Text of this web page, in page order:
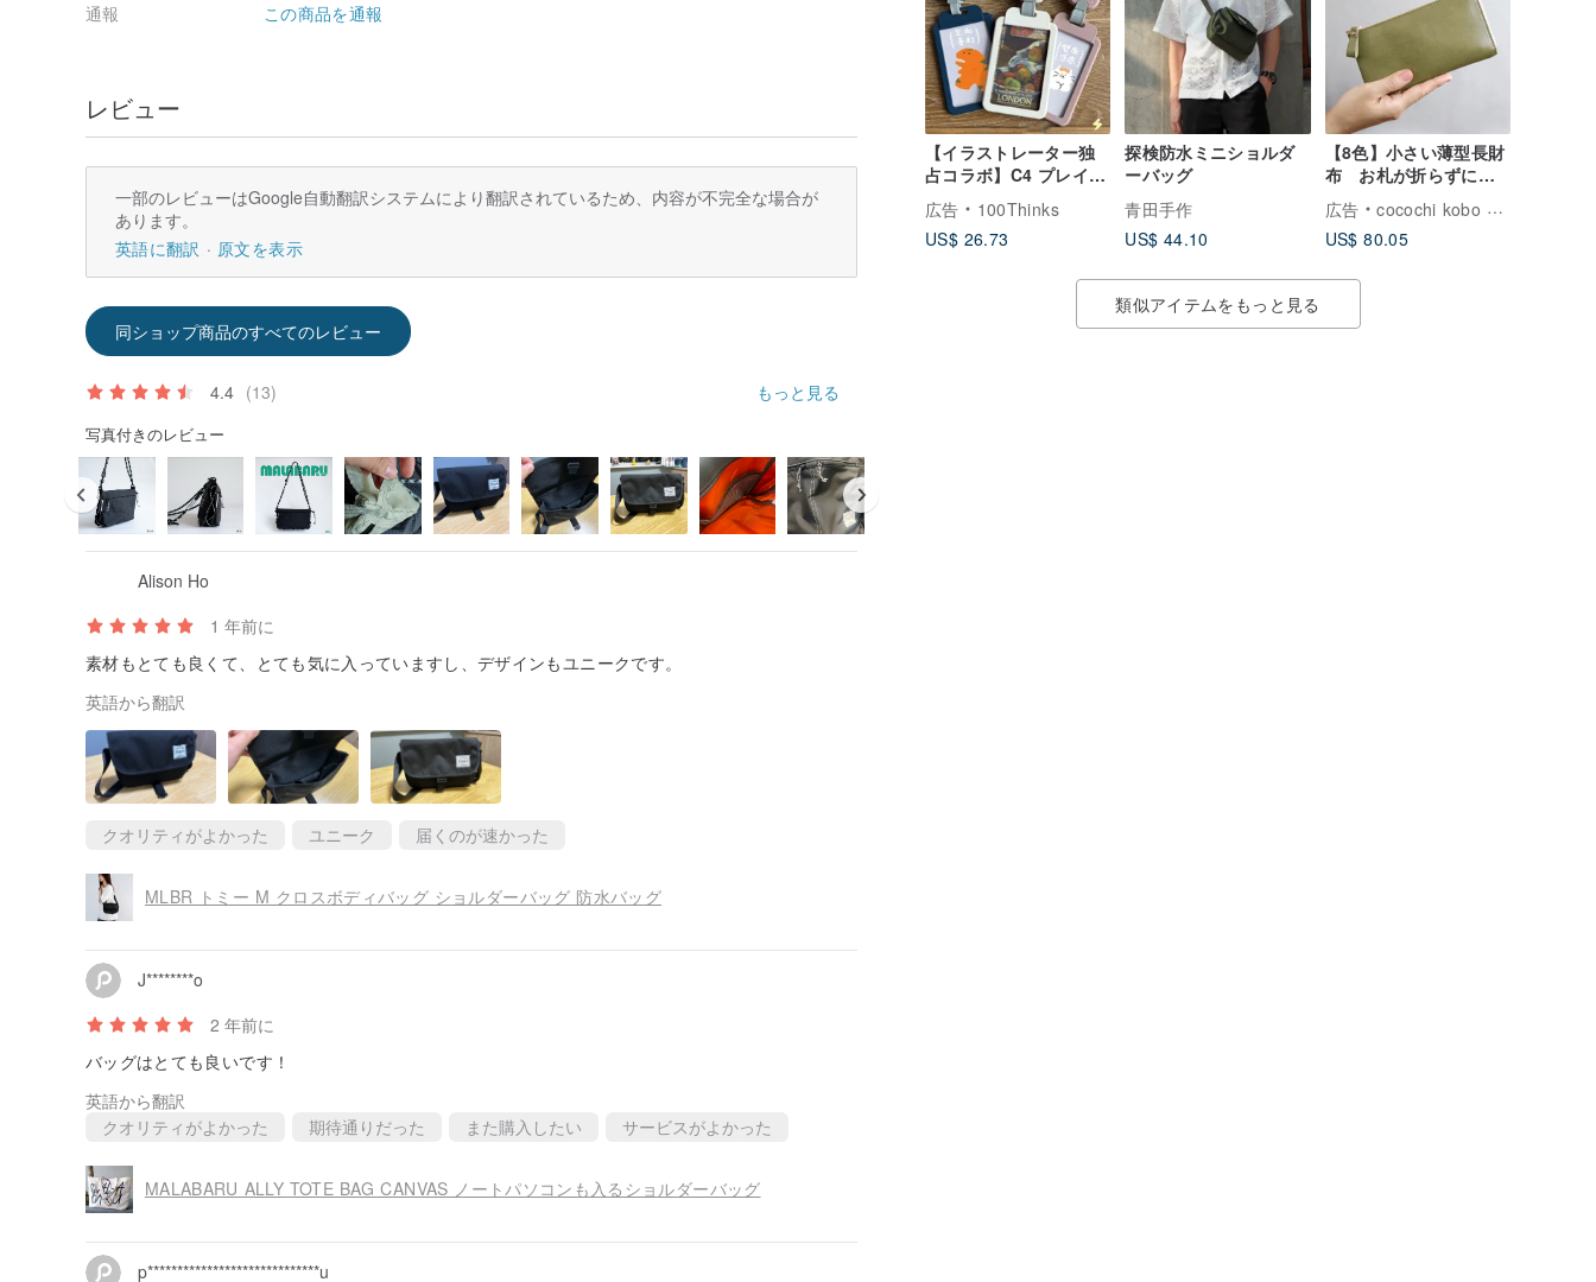
【イラストレーター独
占コラボ】C4 プレイカ
ードホルダー ID カード
ホルダー カードホルダ
ー カードケース 識別証
広告
100Thinks
US$ 26.73
探検防水ミニショルダ
ーバッグ
青田手作
US$ 44.10
【8色】小さい薄型長財
布 お札が折らずに入
る ! 小さく機能的で使
いやすい 超軽量で水
や傷に強い丈夫な上質
広告
cocochi kobo ココチ工房
US$ 80.05
類似アイテムをもっと見る
通報 この商品を通報
レビュー
一部のレビューはGoogle自動翻訳システムにより翻訳されているため、内容が不完全な場合が
あります。
英語に翻訳
原文を表示
同ショップ商品のすべてのレビュー
4.4 (13) もっと見る
写真付きのレビュー
Alison Ho
1 年前に
素材もとても良くて、とても気に入っていますし、デザインもユニークです。
英語から翻訳
クオリティがよかった ユニーク 届くのが速かった
MLBR トミー M クロスボディバッグ ショルダーバッグ 防水バッグ
J********o
2 年前に
バッグはとても良いです！
英語から翻訳
クオリティがよかった
期待通りだった また購入したい サービスがよかった
MALABARU ALLY TOTE BAG CANVAS ノートパソコンも入るショルダーバッグ
p*****************************u